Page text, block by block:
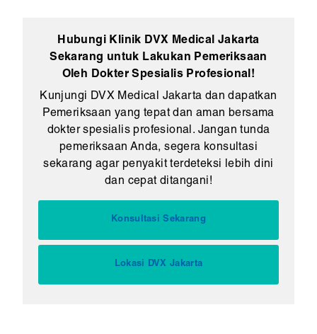
Hubungi Klinik DVX Medical Jakarta
Sekarang untuk Lakukan Pemeriksaan
Oleh Dokter Spesialis Profesional!
Kunjungi DVX Medical Jakarta dan dapatkan
Pemeriksaan yang tepat dan aman bersama
dokter spesialis profesional. Jangan tunda
pemeriksaan Anda, segera konsultasi
sekarang agar penyakit terdeteksi lebih dini
dan cepat ditangani!
Konsultasi Sekarang
Lokasi DVX Jakarta